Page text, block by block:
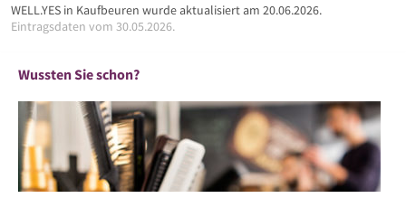
WELL.YES in Kaufbeuren wurde aktualisiert am 20.06.2026.
Eintragsdaten vom 30.05.2026.
Wussten Sie schon?